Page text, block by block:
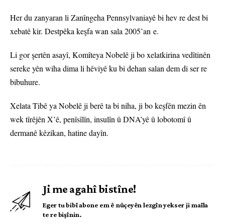
Her du zanyaran li Zanîngeha Pennsylvaniayê bi hev re dest bi
xebatê kir. Destpêka keşfa wan sala 2005’an e.
Li gor şertên asayî, Komîteya Nobelê ji bo xelatkirina vedîtinên
sereke yên wiha dima li hêviyê ku bi dehan salan dem di ser re
bibuhure.
Xelata Tibê ya Nobelê ji berê ta bi niha, ji bo keşfên mezin ên
wek tîrêjên X’ê, penîsîlîn, insulîn û DNA’yê û lobotomî û
dermanê kêzikan, hatine dayîn.
Ji me agahî bistîne!
Eger tu bibî abone em ê nûçeyên lezgîn yekser ji maîla
te re bişînin.